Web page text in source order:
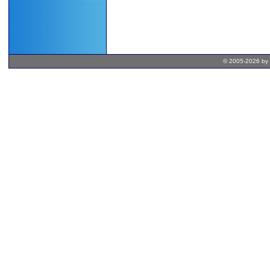
© 2005-2026 by